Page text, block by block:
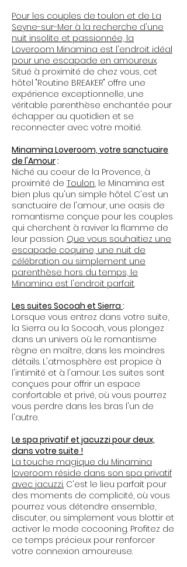
Pour les couples de toulon et de La
Seyne-sur-Mer à la recherche d'une
nuit insolite et passionnée, la
Loveroom Minamina est l'endroit idéal
pour une escapade en amoureux.
Situé à proximité de chez vous, cet
hôtel "Routine BREAKER" offre une
expérience exceptionnelle, une
véritable parenthèse enchantée pour
échapper au quotidien et se
reconnecter avec votre moitié.
Minamina Loveroom, votre sanctuaire
de l'Amour:
Niché au coeur de la Provence, à
proximité de Toulon, le Minamina est
bien plus qu'un simple hôtel. C'est un
sanctuaire de l'amour, une oasis de
romantisme conçue pour les couples
qui cherchent à raviver la flamme de
leur passion. Que vous souhaitiez une
escapade coquine, une nuit de
célébration ou simplement une
parenthèse hors du temps, le
Minamina est l'endroit parfait.
Les suites Socoah et Sierra :
Lorsque vous entrez dans votre suite,
la Sierra ou la Socoah, vous plongez
dans un univers où le romantisme
règne en maître, dans les moindres
détails. L'atmosphère est propice à
l'intimité et à l'amour. Les suites sont
conçues pour offrir un espace
confortable et privé, où vous pourrez
vous perdre dans les bras l'un de
l'autre.
Le spa privatif et jacuzzi pour deux,
dans votre suite !
La touche magique du Minamina
loveroom réside dans son spa privatif
avec jacuzzi. C'est le lieu parfait pour
des moments de complicité, où vous
pourrez vous détendre ensemble,
discuter, ou simplement vous blottir et
activer le mode cocooning. Profitez de
ce temps précieux pour renforcer
votre connexion amoureuse.